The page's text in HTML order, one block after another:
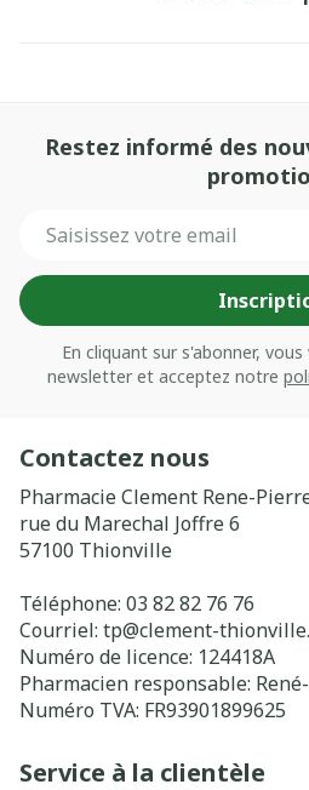
Restez informé des
En cliquant sur s'abonner,
newsletter et acceptez notre
Contactez nous
Pharmacie Clement Rene-
rue du Marechal Joffre 6
57100 Thionville
Téléphone: 03 82 82 76 76
Courriel: tp@clement-
Numéro de licence: 124418A
Pharmacien responsable:
Numéro TVA: FR93901899625
Service à la clientèle